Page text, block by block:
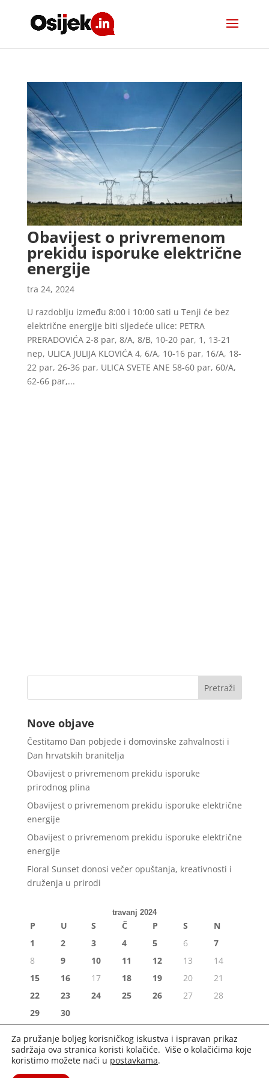
Obavijest o privremenom
prekidu isporuke električne
energije
tra 24, 2024
U razdoblju između 8:00 i 10:00 sati u Tenji će bez
električne energije biti sljedeće ulice: PETRA
PRERADOVIĆA 2-8 par, 8/A, 8/B, 10-20 par, 1, 13-21
nep, ULICA JULIJA KLOVIĆA 4, 6/A, 10-16 par, 16/A, 18-
22 par, 26-36 par, ULICA SVETE ANE 58-60 par, 60/A,
62-66 par,...
Nove objave
Čestitamo Dan pobjede i domovinske zahvalnosti i
Dan hrvatskih branitelja
Obavijest o privremenom prekidu isporuke
prirodnog plina
Obavijest o privremenom prekidu isporuke električne
energije
Obavijest o privremenom prekidu isporuke električne
energije
Floral Sunset donosi večer opuštanja, kreativnosti i
druženja u prirodi
travanj 2024
P U S Č P S
N
1
2 3 4 5 6
7
8
9 10 11 12 13
14
15
16 17 18 19 20
21
22
23 24 25 26 27
28
29
30
« ožu
svi »
Za pružanje boljeg korisničkog iskustva i ispravan prikaz
sadržaja ova stranica koristi kolačiće. Više o kolačićima koje
koristimo možete naći u postavkama.